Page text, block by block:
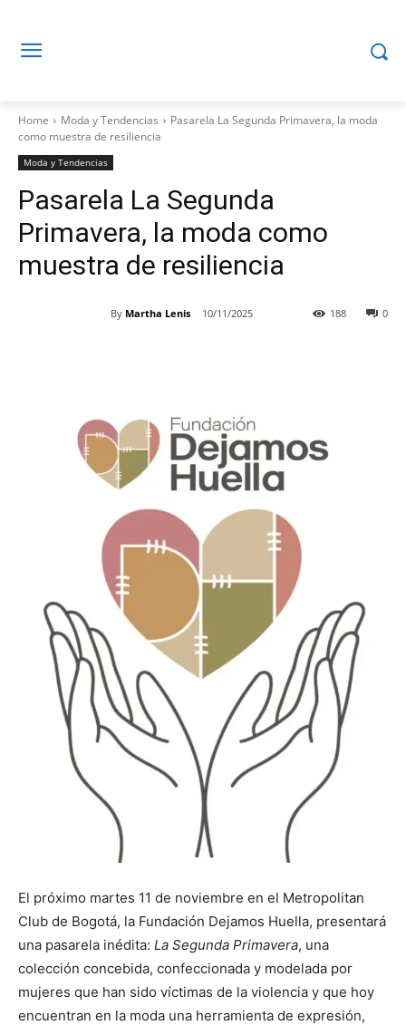
Home Moda y Tendencias
Pasarela La Segunda Primavera, la moda
como muestra de resiliencia
Moda y Tendencias
Pasarela La Segunda
Primavera, la moda como
muestra de resiliencia
By Martha Lenis 10/11/2025 0
188
El próximo martes 11 de noviembre en el Metropolitan
Club de Bogotá, la Fundación Dejamos Huella, presentará
una pasarela inédita: La Segunda Primavera, una
colección concebida, confeccionada y modelada por
mujeres que han sido víctimas de la violencia y que hoy
encuentran en la moda una herramienta de expresión,